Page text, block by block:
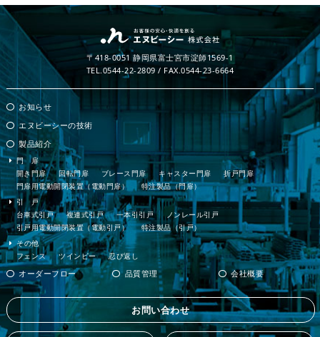
〒418-0051 静岡県富士宮市淀師1569-1
TEL.0544-22-2809 / FAX.0544-23-6664
お知らせ
エヌビーシーの技術
製品紹介
門 扉
開き門扉
回転門扉 ブレース門扉 キャスター門扉
折戸門扉
門扉用電動開閉装置（電動門扉）
特注製品（門扉）
引 戸
台車式引戸
複連式引戸 一本引引戸
ノンレール引戸
引戸用電動開閉装置（電動引戸）
特注製品（引戸）
その他
フェンス
ツインピー 忍び返し
オーダーフロー 品質管理 会社概要
お問い合わせ